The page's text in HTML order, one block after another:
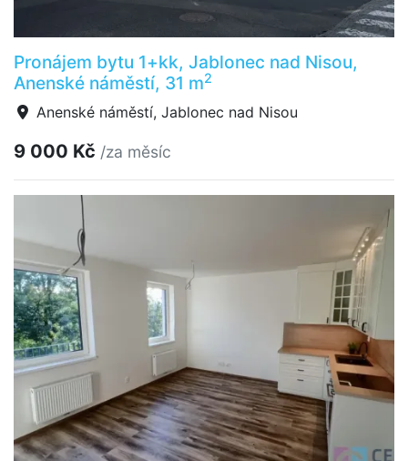
Pronájem bytu 1+kk, Jablonec nad Nisou,
Anenské náměstí, 31 m2
Anenské náměstí, Jablonec nad Nisou
9 000 Kč /za měsíc